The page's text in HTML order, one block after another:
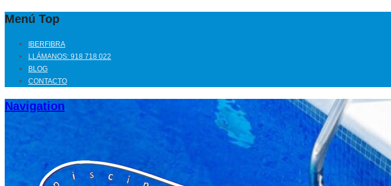
Menú Top
IBERFIBRA
LLÁMANOS: 918 718 022
BLOG
CONTACTO
Navigation